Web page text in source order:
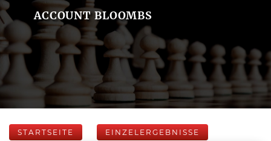
ACCOUNT BLOOMBS
STARTSEITE EINZELERGEBNISSE